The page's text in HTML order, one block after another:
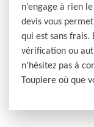
n’engage à rien
devis vous
qui est sans frais.
vérification ou
n’hésitez pas à
Toupiere où que